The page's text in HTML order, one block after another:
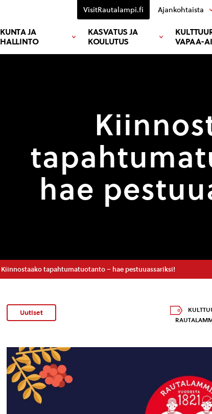
KUNTA JA
HALLINTO
KASVATUS JA
KOULUTUS
VAPAA-
VisitRautalampi.fi Ajankohtaista
hae
Kiinnostaako tapahtumatuotanto – hae pestuuassariksi!
Uutiset